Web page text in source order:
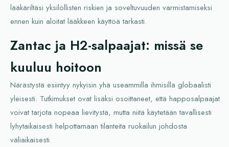
lääkäriltäsi yksilöllisten riskien ja soveltuvuuden varmistamiseksi
ennen kuin aloitat lääkkeen käyttöä tarkasti.
Zantac ja H2-salpaajat: missä se
kuuluu hoitoon
Närästystä esiintyy nykyisin yhä useammilla ihmisillä globaalisti
yleisesti. Tutkimukset ovat lisäksi osoittaneet, että happosalpaajat
voivat tarjota nopeaa lievitystä, mutta niitä käytetään tavallisesti
lyhytaikaisesti helpottamaan tilanteita ruokailun johdosta
väliaikaisesti.